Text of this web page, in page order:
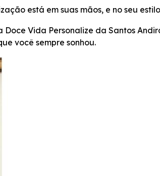
está em suas mãos, e no seu
Doce Vida Personalize da Santos
você sempre sonhou.